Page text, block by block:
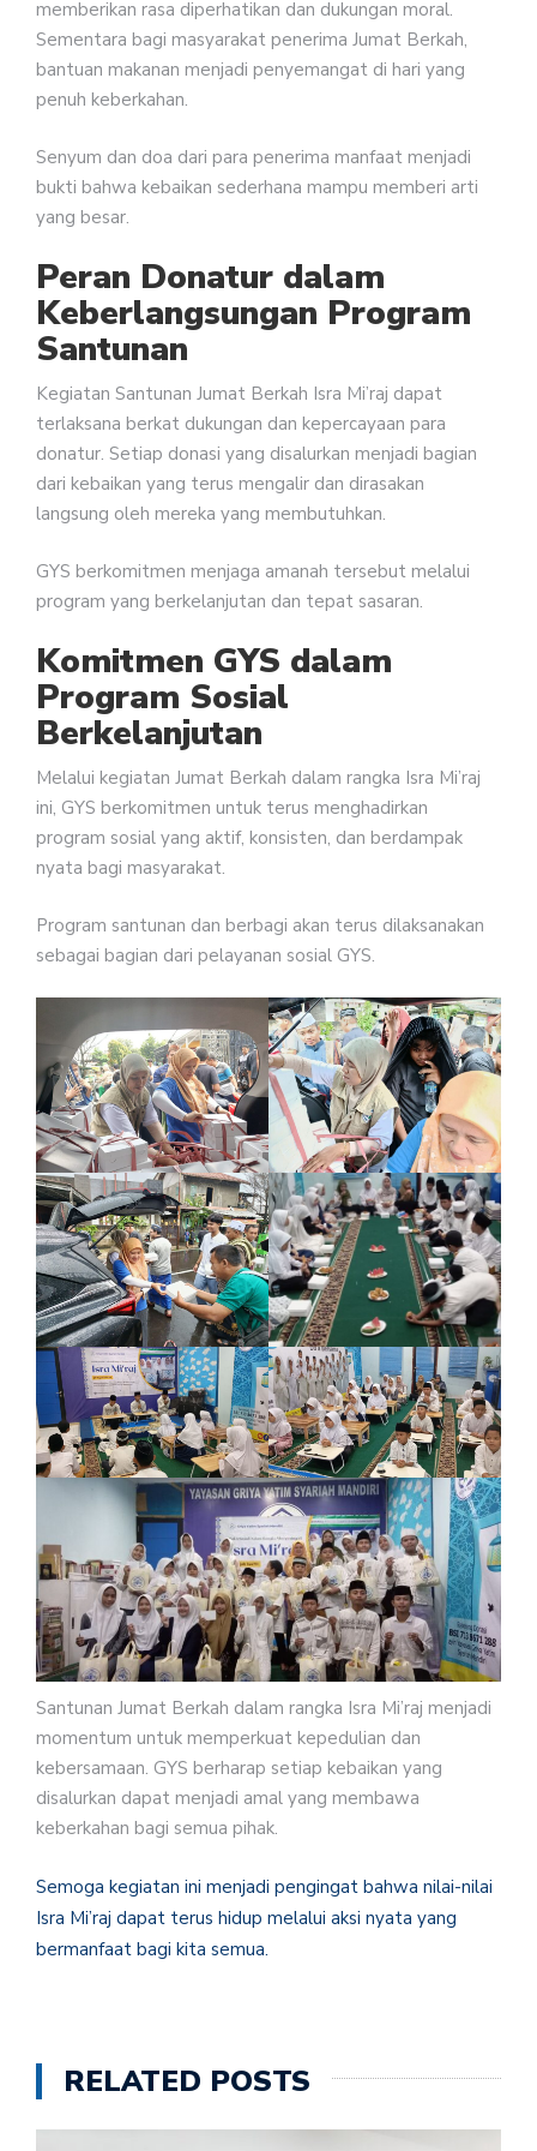
memberikan rasa diperhatikan dan dukungan moral.
Sementara bagi masyarakat penerima Jumat Berkah,
bantuan makanan menjadi penyemangat di hari yang
penuh keberkahan.
Senyum dan doa dari para penerima manfaat menjadi
bukti bahwa kebaikan sederhana mampu memberi arti
yang besar.
Peran Donatur dalam
Keberlangsungan Program
Santunan
Kegiatan Santunan Jumat Berkah Isra Mi’raj dapat
terlaksana berkat dukungan dan kepercayaan para
donatur. Setiap donasi yang disalurkan menjadi bagian
dari kebaikan yang terus mengalir dan dirasakan
langsung oleh mereka yang membutuhkan.
GYS berkomitmen menjaga amanah tersebut melalui
program yang berkelanjutan dan tepat sasaran.
Komitmen GYS dalam
Program Sosial
Berkelanjutan
Melalui kegiatan Jumat Berkah dalam rangka Isra Mi’raj
ini, GYS berkomitmen untuk terus menghadirkan
program sosial yang aktif, konsisten, dan berdampak
nyata bagi masyarakat.
Program santunan dan berbagi akan terus dilaksanakan
sebagai bagian dari pelayanan sosial GYS.
Santunan Jumat Berkah dalam rangka Isra Mi’raj menjadi
momentum untuk memperkuat kepedulian dan
kebersamaan. GYS berharap setiap kebaikan yang
disalurkan dapat menjadi amal yang membawa
keberkahan bagi semua pihak.
Semoga kegiatan ini menjadi pengingat bahwa nilai-nilai
Isra Mi’raj dapat terus hidup melalui aksi nyata yang
bermanfaat bagi kita semua.
RELATED POSTS